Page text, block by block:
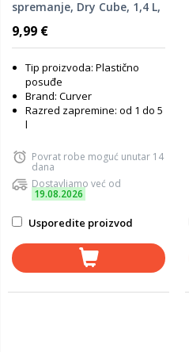
spremanje, Dry Cube, 1,4 L,
Transparent/siva boja
9,99 €
Tip proizvoda: Plastično
posuđe
Brand: Curver
Razred zapremine: od 1 do 5
l
Povrat robe moguć unutar 14
dana
Dostavljamo već od
19.08.2026
Usporedite proizvod